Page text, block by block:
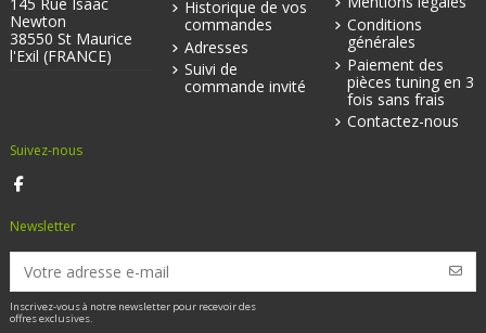
145 Rue Isaac
Newton
38550 St Maurice
l'Exil (FRANCE)
Historique de vos
commandes
Adresses
Suivi de
commande invité
Conditions
générales
Paiement des
pièces tuning en 3
fois sans frais
Contactez-nous
Suivez-nous
Newsletter
Inscrivez-vous à notre newsletter pour recevoir des
offres exclusives.